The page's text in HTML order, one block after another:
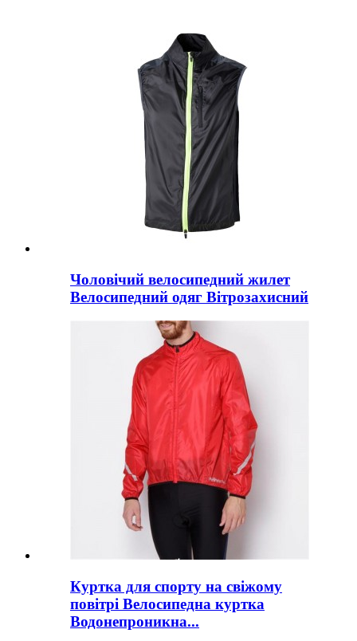
Чоловічий велосипедний жилет
Велосипедний одяг Вітрозахисний
Куртка для спорту на свіжому
повітрі Велосипедна куртка
Водонепроникна...